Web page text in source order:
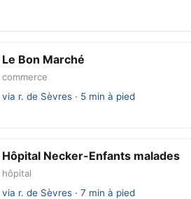
Le Bon Marché
commerce
via r. de Sèvres · 5 min à pied
Hôpital Necker-Enfants malades
hôpital
via r. de Sèvres · 7 min à pied